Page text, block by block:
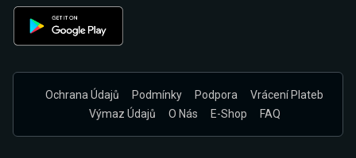
Ochrana Údajů Podmínky Podpora
Vrácení Plateb
Výmaz Údajů
O Nás E-Shop FAQ